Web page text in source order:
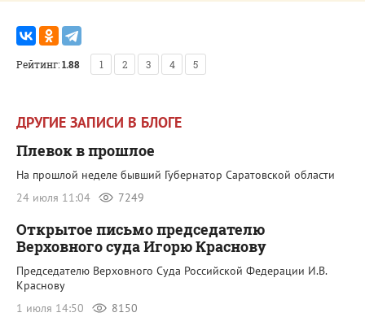
Рейтинг:1.88 1 2 3 4 5
ДРУГИЕ ЗАПИСИ В БЛОГЕ
Плевок в прошлое
На прошлой неделе бывший Губернатор Саратовской области
24 июля 11:04
7249
Открытое письмо председателю
Верховного суда Игорю Краснову
Председателю Верховного Суда Российской Федерации И.В.
Краснову
1 июля 14:50
8150